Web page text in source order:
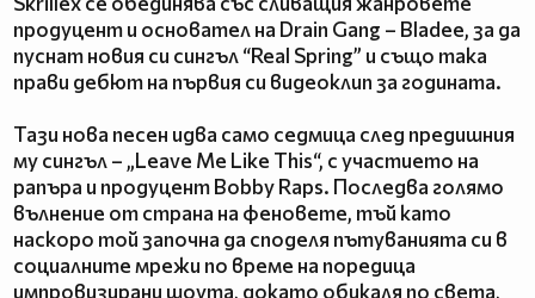
продуцент и основател на Drain Gang – Bladee, за да
пуснат новия си сингъл “Real Spring” и също така
прави дебют на първия си видеоклип за годината.
Тази нова песен идва само седмица след предишния
му сингъл – „Leave Me Like This“, с участието на
рапъра и продуцент Bobby Raps. Последва голямо
вълнение от страна на феновете, тъй като
наскоро той започна да споделя пътуванията си в
социалните мрежи по време на поредица
импровизирани шоута, докато обикаля по света,